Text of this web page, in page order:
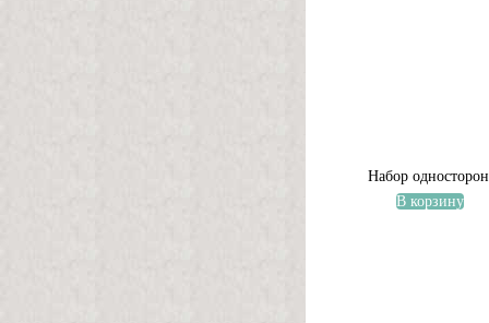
Набор
В корзину